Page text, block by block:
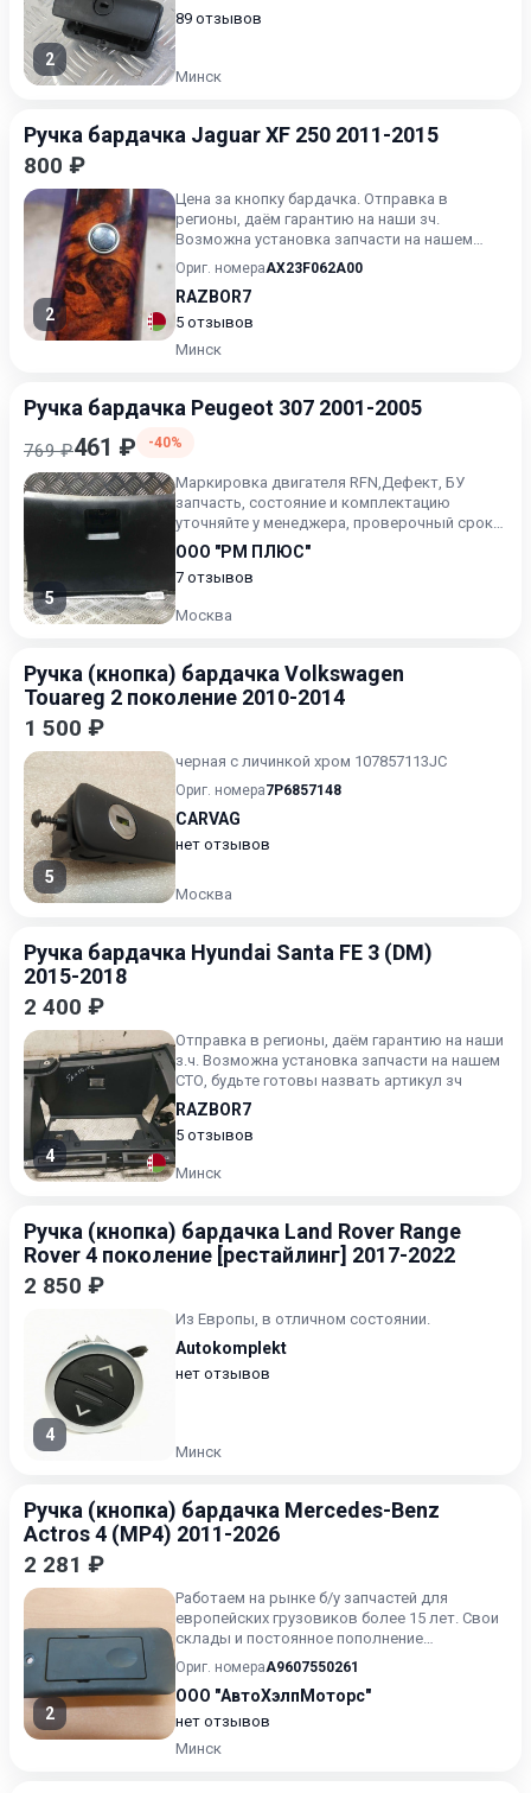
2
89 отзывов
Минск
Ручка бардачка Jaguar XF 250 2011-2015
800 ₽
2
Цена за кнопку бардачка. Отправка в
регионы, даём гарантию на наши зч.
Возможна установка запчасти на нашем
СТО. Будьте готовы назвать артик...
Ориг. номераAX23F062A00
RAZBOR7
5 отзывов
Минск
Ручка бардачка Peugeot 307 2001-2005
769 ₽461 ₽ -40%
5
Маркировка двигателя RFN,Дефект, БУ
запчасть, состояние и комплектацию
уточняйте у менеджера, проверочный срок
от 14 до 30 дней.
ООО "РМ ПЛЮС"
7 отзывов
Москва
Ручка (кнопка) бардачка Volkswagen
Touareg 2 поколение 2010-2014
1 500 ₽
5
черная с личинкой хром 107857113JC
Ориг. номера7P6857148
CARVAG
нет отзывов
Москва
Ручка бардачка Hyundai Santa FE 3 (DM)
2015-2018
2 400 ₽
4
Отправка в регионы, даём гарантию на наши
з.ч. Возможна установка запчаcти на нашем
СТО, будьте готовы назвать артикул зч
RAZBOR7
5 отзывов
Минск
Ручка (кнопка) бардачка Land Rover Range
Rover 4 поколение [рестайлинг] 2017-2022
2 850 ₽
4
Из Европы, в отличном состоянии.
Autokomplekt
нет отзывов
Минск
Ручка (кнопка) бардачка Mercedes-Benz
Actros 4 (MP4) 2011-2026
2 281 ₽
2
Работаем на рынке б/у запчастей для
европейских грузовиков более 15 лет. Свои
склады и постоянное пополнение
ассортимента запчастей. Широкий...
Ориг. номераA9607550261
ООО "АвтоХэлпМоторс"
нет отзывов
Минск